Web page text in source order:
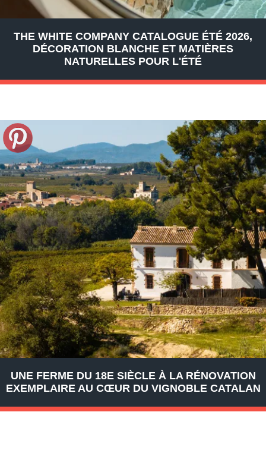
THE WHITE COMPANY CATALOGUE ÉTÉ 2026,
DÉCORATION BLANCHE ET MATIÈRES
NATURELLES POUR L'ÉTÉ
UNE FERME DU 18E SIÈCLE À LA RÉNOVATION
EXEMPLAIRE AU CŒUR DU VIGNOBLE CATALAN